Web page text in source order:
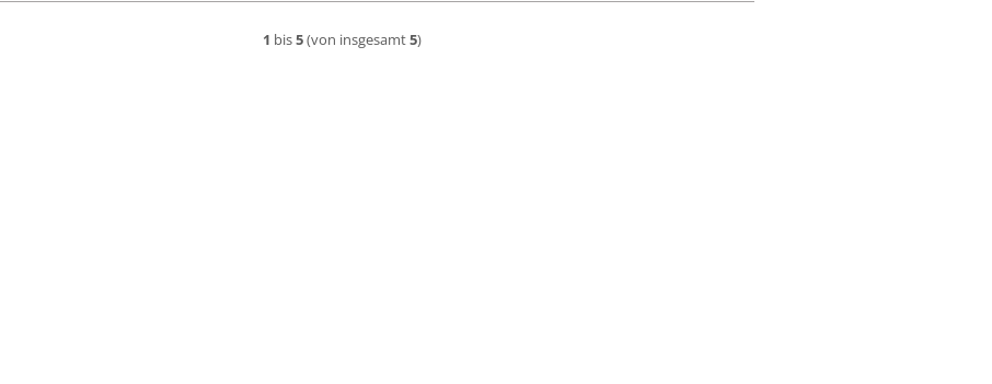
1 bis5(von insgesamt5)